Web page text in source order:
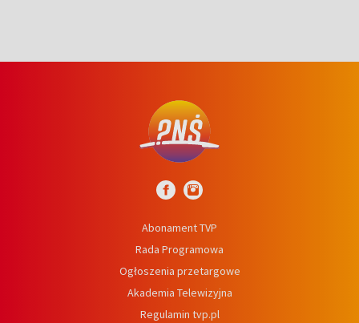
Abonament TVP
Rada Programowa
Ogłoszenia przetargowe
Akademia Telewizyjna
Regulamin tvp.pl